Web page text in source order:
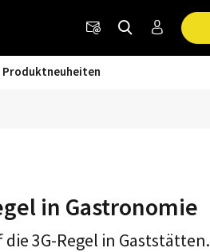
Produktneuheiten
in Gastronomie
3G-Regel in Gaststätten.